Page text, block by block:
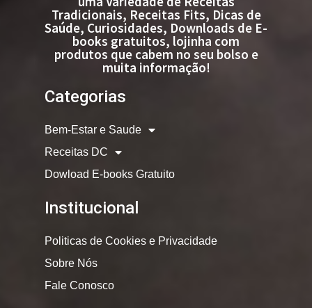
Tradicionais, Receitas Fits, Dicas de
Saúde, Curiosidades, Downloads de E-
books gratuitos, lojinha com
produtos que cabem no seu bolso e
muita informação!
Categorias
Bem-Estar e Saude
Receitas DC
Dowload E-books Gratuito
Institucional
Politicas de Cookies e Privacidade
Sobre Nós
Fale Conosco